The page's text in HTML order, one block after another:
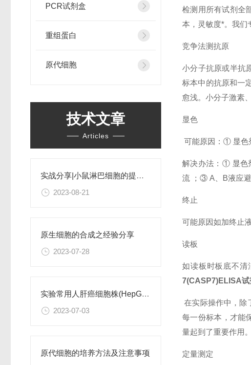
PCR试剂盒
重组蛋白
原代细胞
技术文章
Articles
实战分享|小鼠淋巴细胞的提取和分选之经验小结
2023-08-21
原生细胞的合成之经验分享
2023-07-28
实验常用人肝癌细胞株(HepG2/Hep3B,HuH-7,MHCC97H,PLC/PRF/5)怎么选？
2023-07-03
原代细胞的培养方法及注意事项
检测用所有试剂全
本，灵敏度*。我们
竞争法测抗原
小分子抗原或半抗
标本中的抗原和一
愈浅。小分子激素
显色
可能原因：① 显色
解决办法：① 显色
流 ；③ A、B液应避
终止
可能原因如加终止
读板
如读板时板底不清
7(CASP7)ELISA试
在实际操作中，除
每一份标本，才能
量起到了重要作用
定量测定